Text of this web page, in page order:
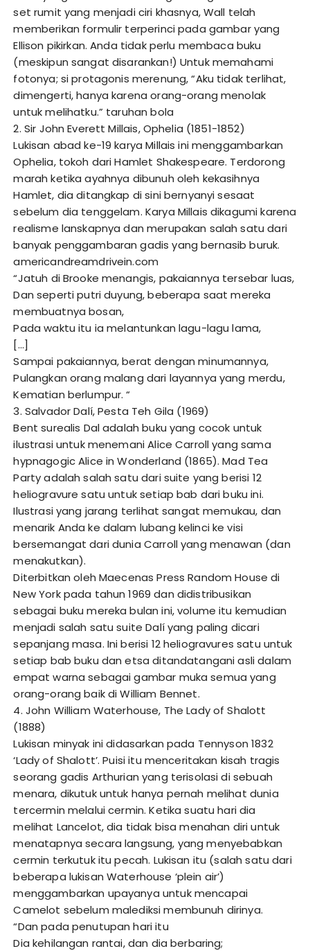
set rumit yang menjadi ciri khasnya, Wall telah
memberikan formulir terperinci pada gambar yang
Ellison pikirkan. Anda tidak perlu membaca buku
(meskipun sangat disarankan!) Untuk memahami
fotonya; si protagonis merenung, “Aku tidak terlihat,
dimengerti, hanya karena orang-orang menolak
untuk melihatku.” taruhan bola
2. Sir John Everett Millais, Ophelia (1851-1852)
Lukisan abad ke-19 karya Millais ini menggambarkan
Ophelia, tokoh dari Hamlet Shakespeare. Terdorong
marah ketika ayahnya dibunuh oleh kekasihnya
Hamlet, dia ditangkap di sini bernyanyi sesaat
sebelum dia tenggelam. Karya Millais dikagumi karena
realisme lanskapnya dan merupakan salah satu dari
banyak penggambaran gadis yang bernasib buruk.
americandreamdrivein.com
“Jatuh di Brooke menangis, pakaiannya tersebar luas,
Dan seperti putri duyung, beberapa saat mereka
membuatnya bosan,
Pada waktu itu ia melantunkan lagu-lagu lama,
[…]
Sampai pakaiannya, berat dengan minumannya,
Pulangkan orang malang dari layannya yang merdu,
Kematian berlumpur. “
3. Salvador Dalí, Pesta Teh Gila (1969)
Bent surealis Dal adalah buku yang cocok untuk
ilustrasi untuk menemani Alice Carroll yang sama
hypnagogic Alice in Wonderland (1865). Mad Tea
Party adalah salah satu dari suite yang berisi 12
heliogravure satu untuk setiap bab dari buku ini.
Ilustrasi yang jarang terlihat sangat memukau, dan
menarik Anda ke dalam lubang kelinci ke visi
bersemangat dari dunia Carroll yang menawan (dan
menakutkan).
Diterbitkan oleh Maecenas Press Random House di
New York pada tahun 1969 dan didistribusikan
sebagai buku mereka bulan ini, volume itu kemudian
menjadi salah satu suite Dalí yang paling dicari
sepanjang masa. Ini berisi 12 heliogravures satu untuk
setiap bab buku dan etsa ditandatangani asli dalam
empat warna sebagai gambar muka semua yang
orang-orang baik di William Bennet.
4. John William Waterhouse, The Lady of Shalott
(1888)
Lukisan minyak ini didasarkan pada Tennyson 1832
‘Lady of Shalott’. Puisi itu menceritakan kisah tragis
seorang gadis Arthurian yang terisolasi di sebuah
menara, dikutuk untuk hanya pernah melihat dunia
tercermin melalui cermin. Ketika suatu hari dia
melihat Lancelot, dia tidak bisa menahan diri untuk
menatapnya secara langsung, yang menyebabkan
cermin terkutuk itu pecah. Lukisan itu (salah satu dari
beberapa lukisan Waterhouse ‘plein air’)
menggambarkan upayanya untuk mencapai
Camelot sebelum malediksi membunuh dirinya.
“Dan pada penutupan hari itu
Dia kehilangan rantai, dan dia berbaring;